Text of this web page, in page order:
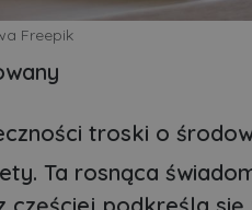
Freepik
troski o
Ta rosnąca